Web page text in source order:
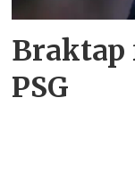
Braktap
PSG